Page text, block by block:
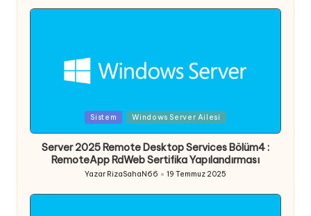
in
Sistem Windows Server Ailesi
Server 2025 Remote Desktop Services Bölüm4 :
RemoteApp RdWeb Sertifika Yapılandırması
Posted
by
Yazar RizaSahaN66 19 Temmuz 2025